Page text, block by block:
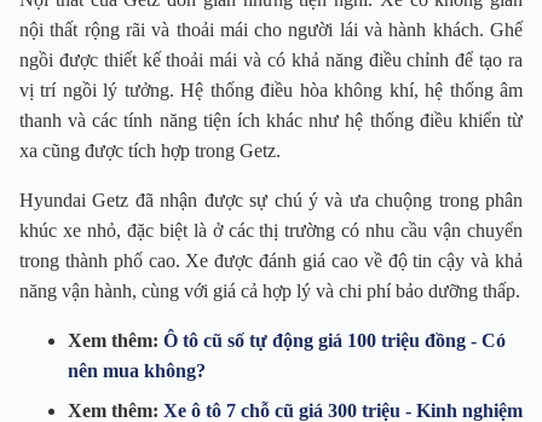
nội thất rộng rãi và thoải mái cho người lái và hành khách. Ghế
ngồi được thiết kế thoải mái và có khả năng điều chỉnh để tạo ra
vị trí ngồi lý tưởng. Hệ thống điều hòa không khí, hệ thống âm
thanh và các tính năng tiện ích khác như hệ thống điều khiển từ
xa cũng được tích hợp trong Getz.
Hyundai Getz đã nhận được sự chú ý và ưa chuộng trong phân
khúc xe nhỏ, đặc biệt là ở các thị trường có nhu cầu vận chuyển
trong thành phố cao. Xe được đánh giá cao về độ tin cậy và khả
năng vận hành, cùng với giá cả hợp lý và chi phí bảo dưỡng thấp.
Xem thêm: Ô tô cũ số tự động giá 100 triệu đồng - Có
nên mua không?
Xem thêm: Xe ô tô 7 chỗ cũ giá 300 triệu - Kinh nghiệm